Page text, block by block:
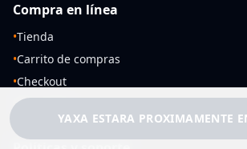
YAXA ESTARA PROXIMAMENTE
Compra en línea
•Tienda
•Carrito de compras
•Checkout
•Mi cuenta